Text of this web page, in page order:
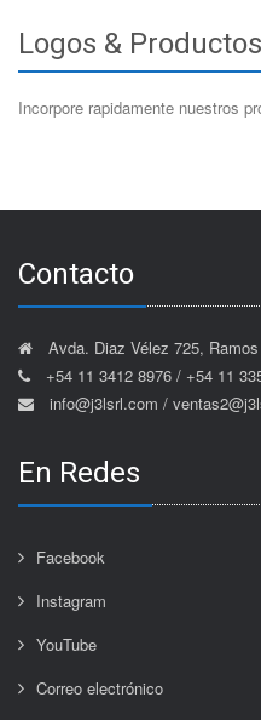
Logos & Productos
Incorpore rapidamente nuestros
Contacto
Avda. Diaz Vélez 725,
+54 11 3412 8976 / +54 11
info@j3lsrl.com /
En Redes
Facebook
Instagram
YouTube
Correo electrónico